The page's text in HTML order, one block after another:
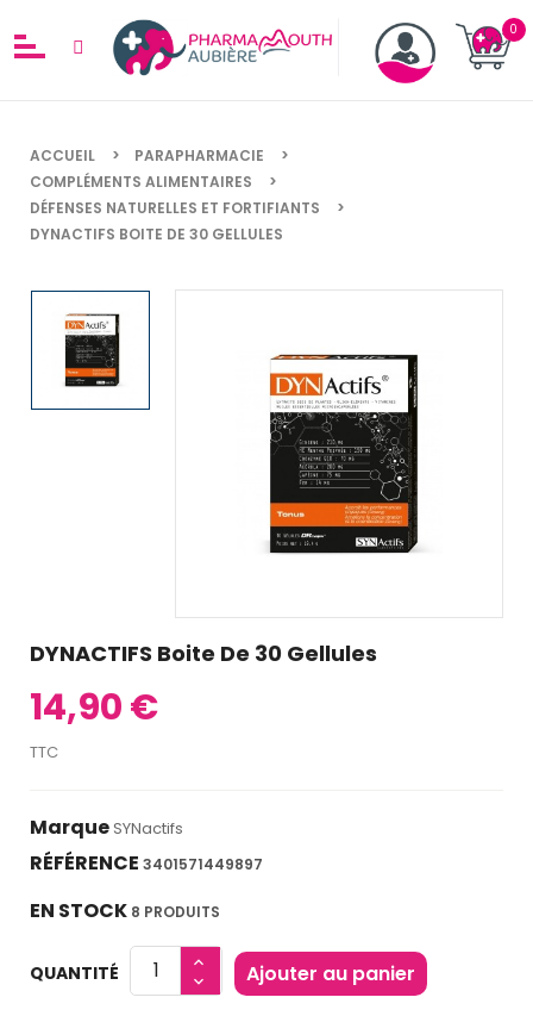
ACCUEIL
PARAPHARMACIE
COMPLÉMENTS ALIMENTAIRES
DÉFENSES NATURELLES ET FORTIFIANTS
DYNACTIFS BOITE DE 30 GELLULES
DYNACTIFS Boite De 30 Gellules
14,90 €
TTC
MarqueSYNactifs
RÉFÉRENCE 3401571449897
EN STOCK 8 PRODUITS
QUANTITÉ Ajouter au panier